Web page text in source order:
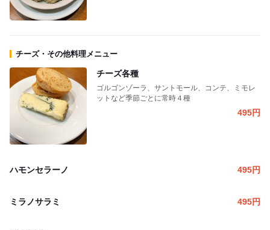
チーズ・その他料理メニュー
チーズ各種
ゴルゴンゾーラ、サントモール、コンテ、ミモレ
ットなど季節ごとに常時４種
495円
ハモンセラーノ 495円
ミラノサラミ 495円